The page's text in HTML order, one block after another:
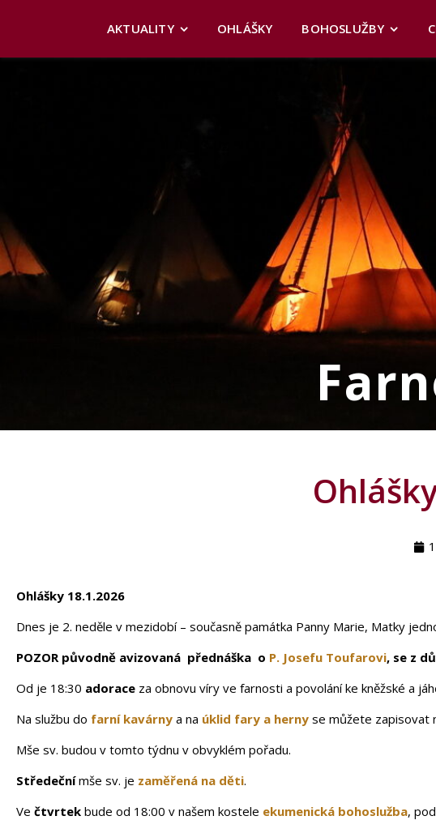
AKTUALITY OHLÁŠKY BOHOSLUŽBY
Ohlášky 18.1.2026
Dnes je 2. neděle v mezidobí – současně památka Panny Marie, Matky
POZOR původně avizovaná přednáška o P. Josefu Toufarovi, se z
Od je 18:30 adorace za obnovu víry ve farnosti a povolání ke kněžské a
Na službu do farní kavárny a na úklid fary a herny se můžete zapisovat
Mše sv. budou v tomto týdnu v obvyklém pořadu.
Středečnímše sv. je zaměřená na děti.
Ve čtvrtek bude od 18:00 v našem kostele ekumenická bohoslužba,